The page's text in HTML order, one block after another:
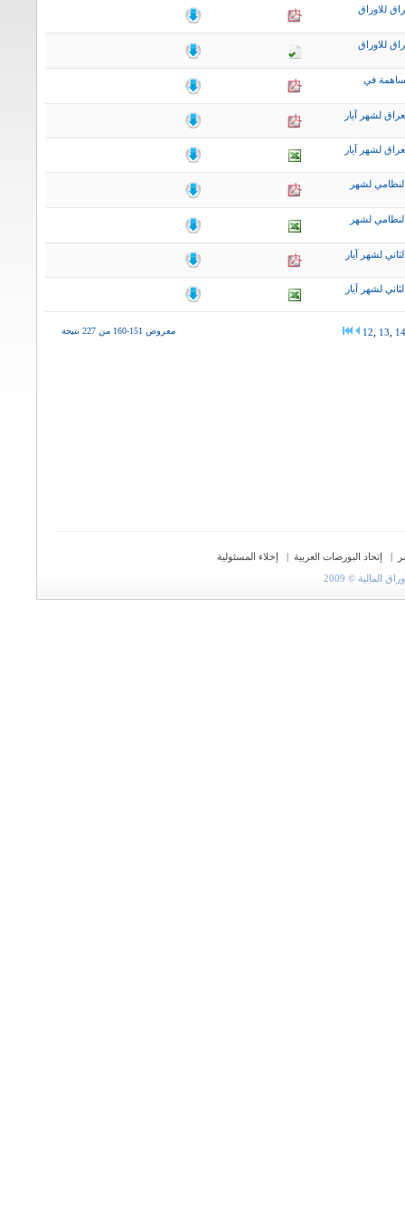
للاوراق
للاوراق
في
لشهر آيار
لشهر آيار
لشهر
لشهر
لشهر آيار
لشهر آيار
معروض 151-160 من 227 نتيجة 12 13 14
| إتحاد البورصات العربية |
إخلاء المسئولية
© 2009